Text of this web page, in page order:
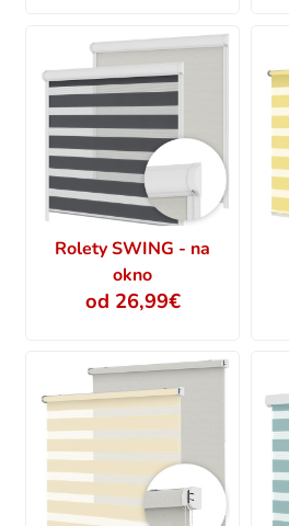
Rolety SWING - na
okno
od 26,99€